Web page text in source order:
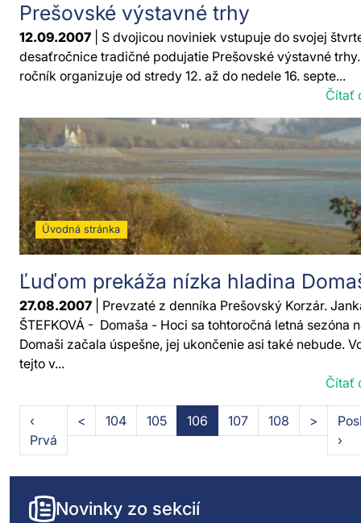
Novinky zo sekcií
Prešovské výstavné trhy
12.09.2007 | S dvojicou noviniek vstupuje do svojej
desaťročnice tradičné podujatie Prešovské výstavné trhy.
ročník organizuje od stredy 12. až do nedele 16. septe...
Čítať
Úvodná stránka
Ľuďom prekáža nízka hladina
27.08.2007 | Prevzaté z denníka Prešovský Korzár.
ŠTEFKOVÁ - Domaša - Hoci sa tohtoročná letná sezóna
Domaši začala úspešne, jej ukončenie asi také nebude.
tejto v...
Čítať
‹
Prvá
< 104 105 106 107 108 >
›